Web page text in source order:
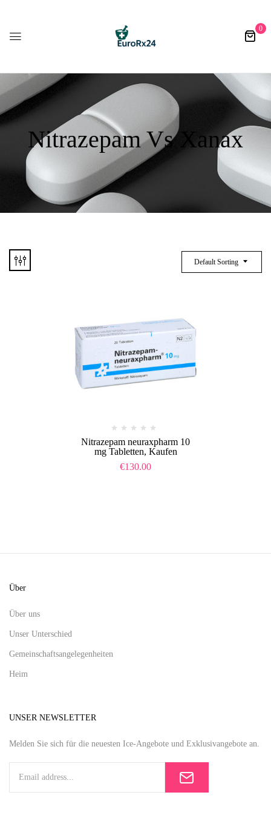
0
Nitrazepam Vs Xanax
Default Sorting
Nitrazepam neuraxpharm 10
mg Tabletten, Kaufen
€130.00
Über
Über uns
Unser Unterschied
Gemeinschaftsangelegenheiten
Heim
UNSER NEWSLETTER
Melden Sie sich für die neuesten Ice-Angebote und Exklusivangebote an.